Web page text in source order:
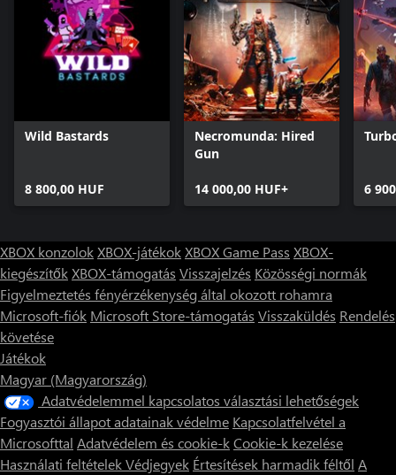
Wild Bastards
8 800,00 HUF
Necromunda: Hired
Gun
14 000,00 HUF+ 6
XBOX konzolokXBOX-játékokXBOX Game Pass XBOX-
kiegészítőkXBOX-támogatás Visszajelzés Közösségi normák
Figyelmeztetés fényérzékenység által okozott rohamra
Microsoft-fiók Microsoft Store-támogatás Visszaküldés Rendelés
követése
Játékok
Magyar (Magyarország)
Adatvédelemmel kapcsolatos választási lehetőségek
Fogyasztói állapot adatainak védelme Kapcsolatfelvétel a
Microsofttal Adatvédelem és cookie-kCookie-k kezelése
Használati feltételekVédjegyek Értesítések harmadik féltől A